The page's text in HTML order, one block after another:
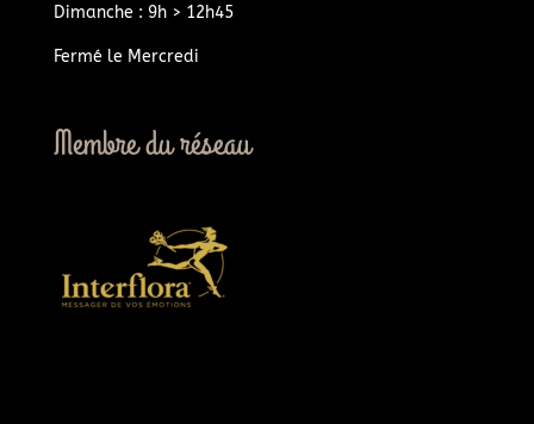
Dimanche : 9h > 12h45
Fermé le Mercredi
Membre du réseau